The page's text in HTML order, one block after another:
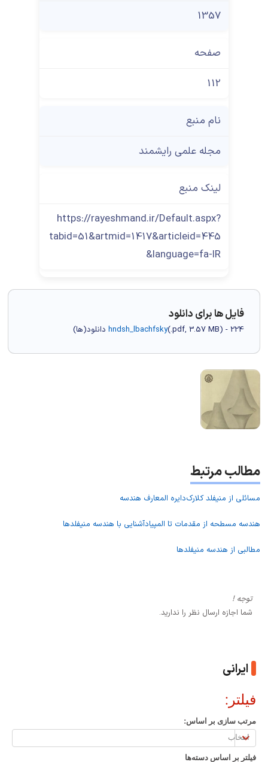
1357
صفحه
112
نام منبع
مجله علمی رایشمند
لینک منبع
https://rayeshmand.ir/Default.aspx?
tabid=51&artmid=1417&articleid=445
&language=fa-IR
فایل ها برای دانلود
hndsh_lbachfsky(.pdf, 3.57 MB) - 224 دانلود(ها)
مطالب مرتبط
مسائلی از منیفلد کلارکدایره المعارف هندسه
هندسه مسطحه از مقدمات تا المپیادآشنایی با هندسه منیفلدها
مطالبی از هندسه منیفلدها
توجه !
شما اجازه ارسال نظر را ندارید.
ایرانی
فیلتر:
مرتب سازی بر اساس:
مرتب
سازی
فیلتر بر اساس دسته‌ها